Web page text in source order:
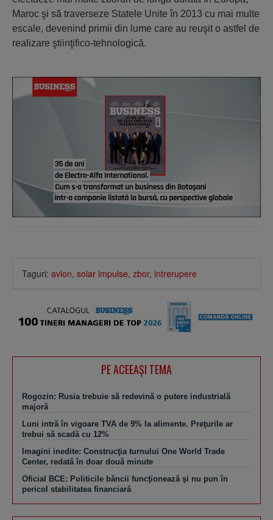
Maroc şi să traverseze Statele Unite în 2013 cu mai multe
escale, devenind primii din lume care au reuşit o astfel de
realizare ştiinţifico-tehnologică.
Taguri: avion, solar impulse, zbor, intrerupere
PE ACEEAŞI TEMA
Rogozin: Rusia trebuie să redevină o putere industrială
majoră
Luni intră în vigoare TVA de 9% la alimente. Preţurile ar
trebui să scadă cu 12%
Imagini inedite: Construcţia turnului One World Trade
Center, redată în doar două minute
Oficial BCE: Politicile băncii funcţionează şi nu pun în
pericol stabilitatea financiară